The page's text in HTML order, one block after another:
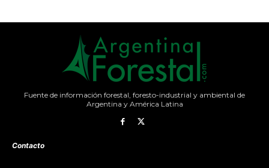
Fuente de información forestal, foresto-industrial y ambiental de
Argentina y América Latina
Contacto